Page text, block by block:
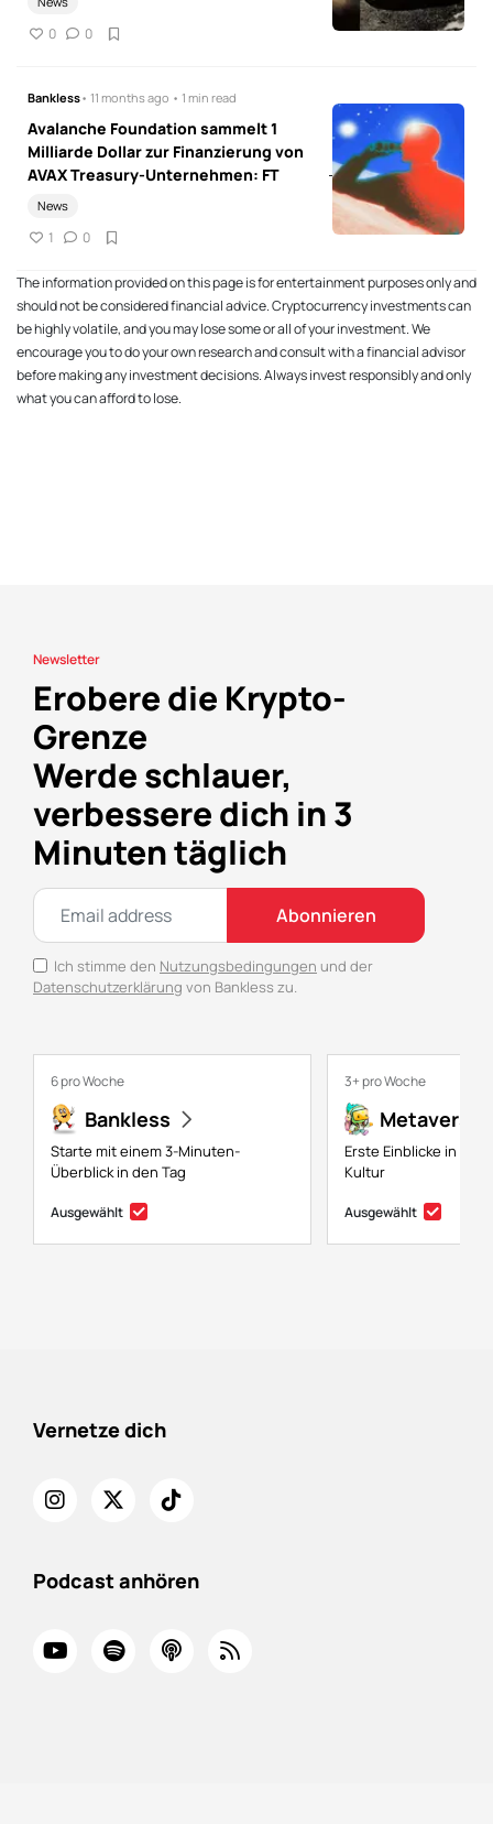
0 0
Bankless• 11 months ago • 1 min read
Avalanche Foundation sammelt 1
Milliarde Dollar zur Finanzierung von
AVAX Treasury-Unternehmen: FT
News
1 0
The information provided on this page is for entertainment purposes only and
should not be considered financial advice. Cryptocurrency investments can
be highly volatile, and you may lose some or all of your investment. We
encourage you to do your own research and consult with a financial advisor
before making any investment decisions. Always invest responsibly and only
what you can afford to lose.
Newsletter
Erobere die Krypto-
Grenze
Werde schlauer,
verbessere dich in 3
Minuten täglich
Abonnieren
Ich stimme den Nutzungsbedingungen und der
Datenschutzerklärung von Bankless zu.
6 pro Woche
Bankless
Starte mit einem 3-Minuten-
Überblick in den Tag
Ausgewählt
3+ pro Woche
Metaversal
Erste Einblicke in
Kultur
Ausgewählt
Vernetze dich
Podcast anhören